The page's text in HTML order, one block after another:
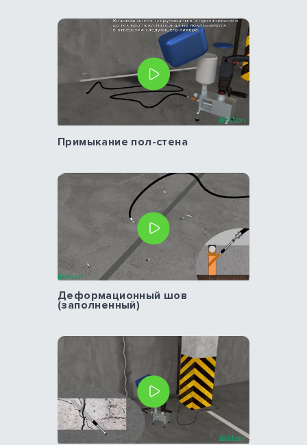
Примыкание пол-стена
Деформационный шов
(заполненный)